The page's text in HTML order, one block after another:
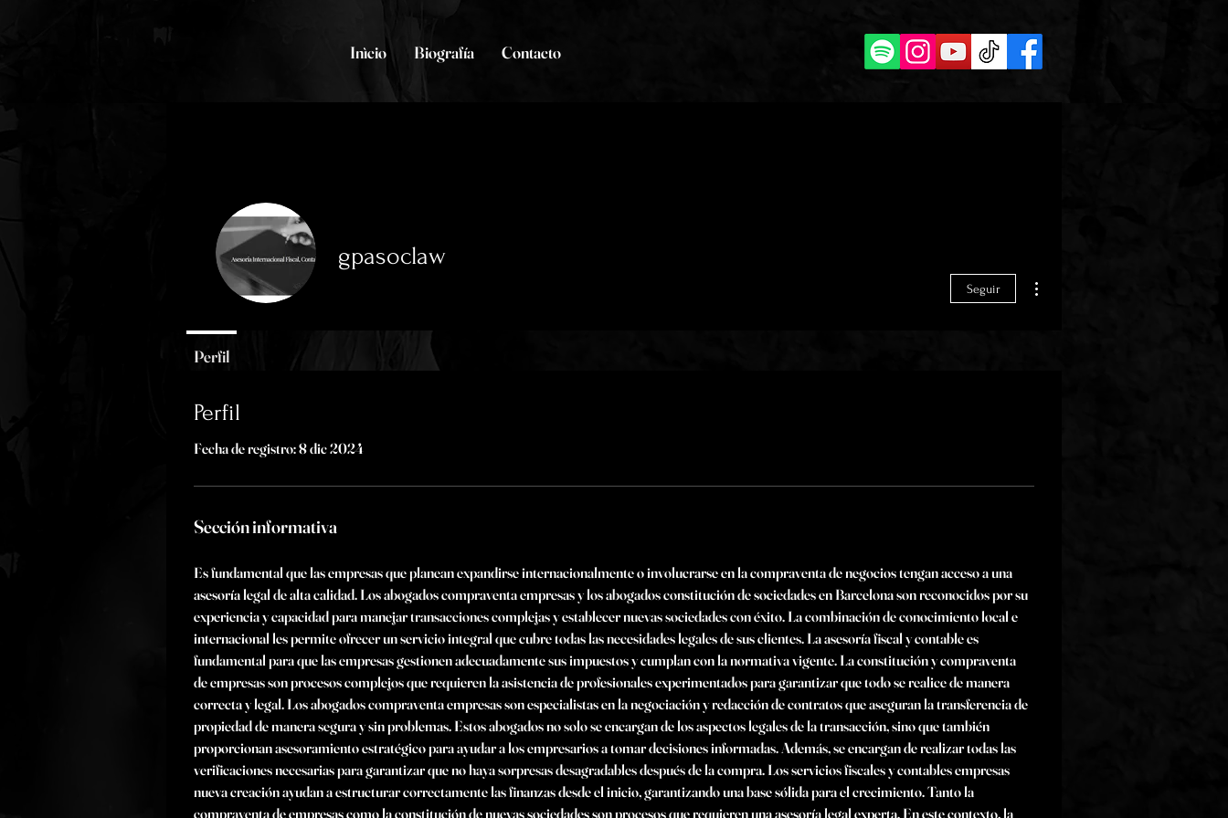
Inìcio Biografía Contacto
Perfil
Fecha de registro: 8 dic 2024
Sección informativa
Es fundamental que las empresas que planean expandirse internacionalmente o involucrarse en la compraventa de negocios tengan acceso a una
asesoría legal de alta calidad. Los abogados compraventa empresas y los abogados constitución de sociedades en Barcelona son reconocidos por su
experiencia y capacidad para manejar transacciones complejas y establecer nuevas sociedades con éxito. La combinación de conocimiento local e
internacional les permite ofrecer un servicio integral que cubre todas las necesidades legales de sus clientes. La asesoría fiscal y contable es
fundamental para que las empresas gestionen adecuadamente sus impuestos y cumplan con la normativa vigente. La constitución y compraventa
de empresas son procesos complejos que requieren la asistencia de profesionales experimentados para garantizar que todo se realice de manera
correcta y legal. Los abogados compraventa empresas son especialistas en la negociación y redacción de contratos que aseguran la transferencia de
propiedad de manera segura y sin problemas. Estos abogados no solo se encargan de los aspectos legales de la transacción, sino que también
proporcionan asesoramiento estratégico para ayudar a los empresarios a tomar decisiones informadas. Además, se encargan de realizar todas las
verificaciones necesarias para garantizar que no haya sorpresas desagradables después de la compra. Los servicios fiscales y contables empresas
nueva creación ayudan a estructurar correctamente las finanzas desde el inicio, garantizando una base sólida para el crecimiento. Tanto la
compraventa de empresas como la constitución de nuevas sociedades son procesos que requieren una asesoría legal experta. En este contexto, la
gpasoclaw
Seguir
Perfil